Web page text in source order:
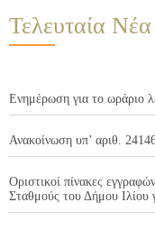
Τελευταία Νέα
Ενημέρωση για το ωράριο
Ανακοίνωση υπ’ αριθ.
Οριστικοί πίνακες
Σταθμούς του Δήμου Ιλίου